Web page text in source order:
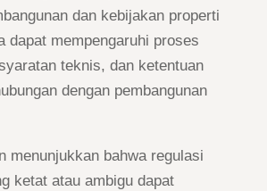
dan kebijakan properti
dapat mempengaruhi proses
teknis, dan ketentuan
dengan pembangunan
menunjukkan bahwa regulasi
ketat atau ambigu dapat